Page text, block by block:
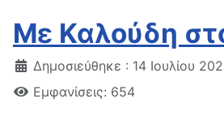
Με Καλούδη
Δημοσιεύθηκε : 14 Ιουλίου
Εμφανίσεις: 654